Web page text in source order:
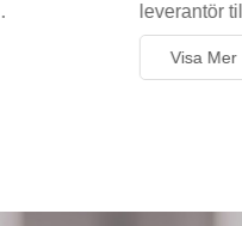
service. Du kan